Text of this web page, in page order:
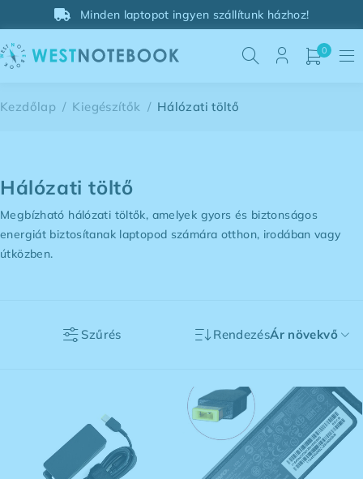
Minden laptopot ingyen szállítunk házhoz!
0
Hálózati töltő
Kezdőlap / Kiegészítők / Hálózati töltő
Megbízható hálózati töltők, amelyek gyors és biztonságos
energiát biztosítanak laptopod számára otthon, irodában vagy
útközben.
Szűrés RendezésÁr növekvő